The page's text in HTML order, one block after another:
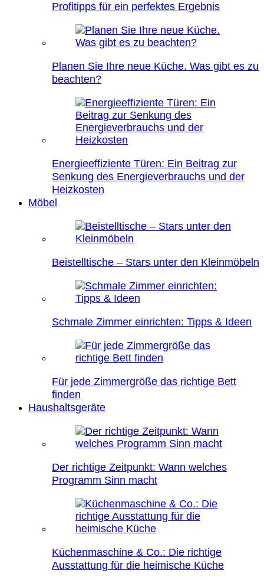
Profitipps für ein perfektes Ergebnis
Planen Sie Ihre neue Küche. Was gibt es zu
beachten?
Energieeffiziente Türen: Ein Beitrag zur
Senkung des Energieverbrauchs und der
Heizkosten
Möbel
Beistelltische – Stars unter den Kleinmöbeln
Schmale Zimmer einrichten: Tipps & Ideen
Für jede Zimmergröße das richtige Bett
finden
Haushaltsgeräte
Der richtige Zeitpunkt: Wann welches
Programm Sinn macht
Küchenmaschine & Co.: Die richtige
Ausstattung für die heimische Küche